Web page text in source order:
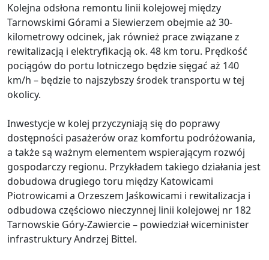
Kolejna odsłona remontu linii kolejowej między
Tarnowskimi Górami a Siewierzem obejmie aż 30-
kilometrowy odcinek, jak również prace związane z
rewitalizacją i elektryfikacją ok. 48 km toru. Prędkość
pociągów do portu lotniczego będzie sięgać aż 140
km/h – będzie to najszybszy środek transportu w tej
okolicy.
Inwestycje w kolej przyczyniają się do poprawy
dostępności pasażerów oraz komfortu podróżowania,
a także są ważnym elementem wspierającym rozwój
gospodarczy regionu. Przykładem takiego działania jest
dobudowa drugiego toru między Katowicami
Piotrowicami a Orzeszem Jaśkowicami i rewitalizacja i
odbudowa częściowo nieczynnej linii kolejowej nr 182
Tarnowskie Góry-Zawiercie – powiedział wiceminister
infrastruktury Andrzej Bittel.